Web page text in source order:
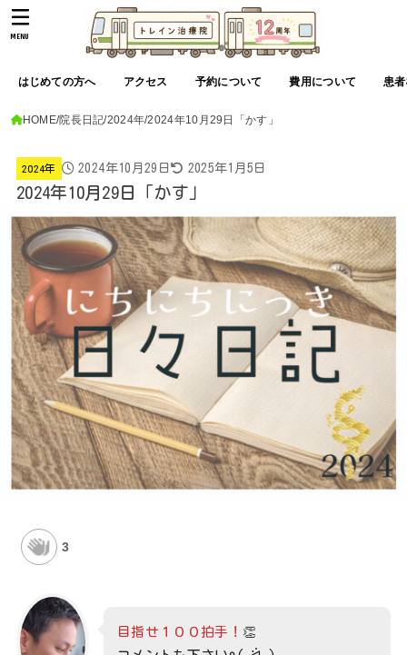
はじめての方へ アクセス 予約について 費用について 患
MENU
HOME 院長日記 2024年 2024年10月29日「かす」
2024年 2024年10月29日 2025年1月5日
2024年10月29日「かす」
3
目指せ１００拍手！ 👏